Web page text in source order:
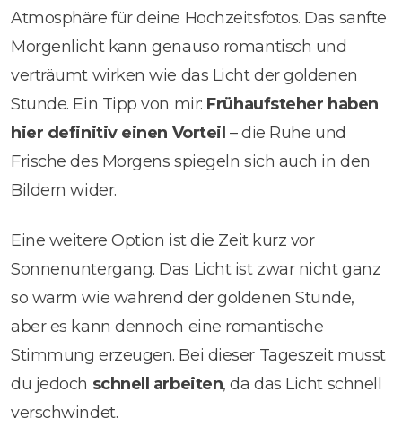
Atmosphäre für deine Hochzeitsfotos. Das sanfte
Morgenlicht kann genauso romantisch und
verträumt wirken wie das Licht der goldenen
Stunde. Ein Tipp von mir: Frühaufsteher haben
hier definitiv einen Vorteil – die Ruhe und
Frische des Morgens spiegeln sich auch in den
Bildern wider.
Eine weitere Option ist die Zeit kurz vor
Sonnenuntergang. Das Licht ist zwar nicht ganz
so warm wie während der goldenen Stunde,
aber es kann dennoch eine romantische
Stimmung erzeugen. Bei dieser Tageszeit musst
du jedoch schnell arbeiten, da das Licht schnell
verschwindet.